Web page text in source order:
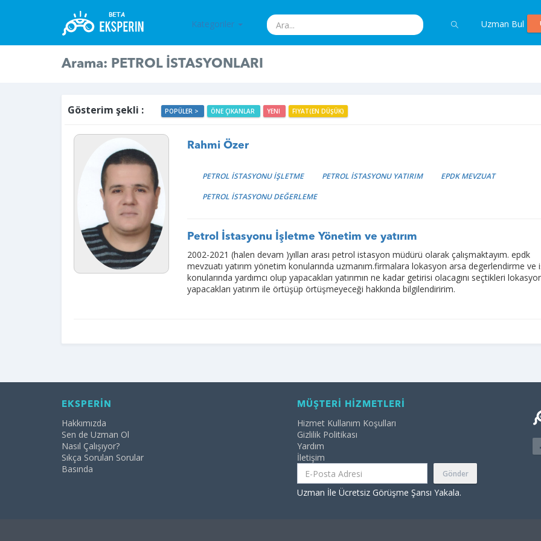
Kategoriler Uzman Bul
Arama: PETROL İSTASYONLARI
Gösterim şekli : POPÜLER > ÖNE ÇIKANLAR YENI FIYAT(EN DÜŞÜK)
Rahmi Özer
PETROL İSTASYONU İŞLETME PETROL İSTASYONU YATIRIM
EPDK MEVZUAT
PETROL İSTASYONU DEĞERLEME
Petrol İstasyonu İşletme Yönetim ve yatırım
2002-2021 (halen devam )yılları arası petrol istasyon müdürü olarak çalışmaktayım. epdk
mevzuatı yatırım yönetim konularında uzmanım.firmalara lokasyon arsa degerlendirme ve
konularında yardımcı olup yapacakları yatırımın ne kadar getirisi olacagını seçtikleri
yapacakları yatırım ile örtüşüp örtüşmeyeceği hakkında bilgilendiririm.
EKSPERİN
Hakkımızda
Sen de Uzman Ol
Nasıl Çalışıyor?
Sıkça Sorulan Sorular
Basında
MÜŞTERİ HİZMETLERİ
Hizmet Kullanım Koşulları
Gizlilik Politikası
Yardım
İletişim
Gönder
Uzman İle Ücretsiz Görüşme Şansı Yakala.